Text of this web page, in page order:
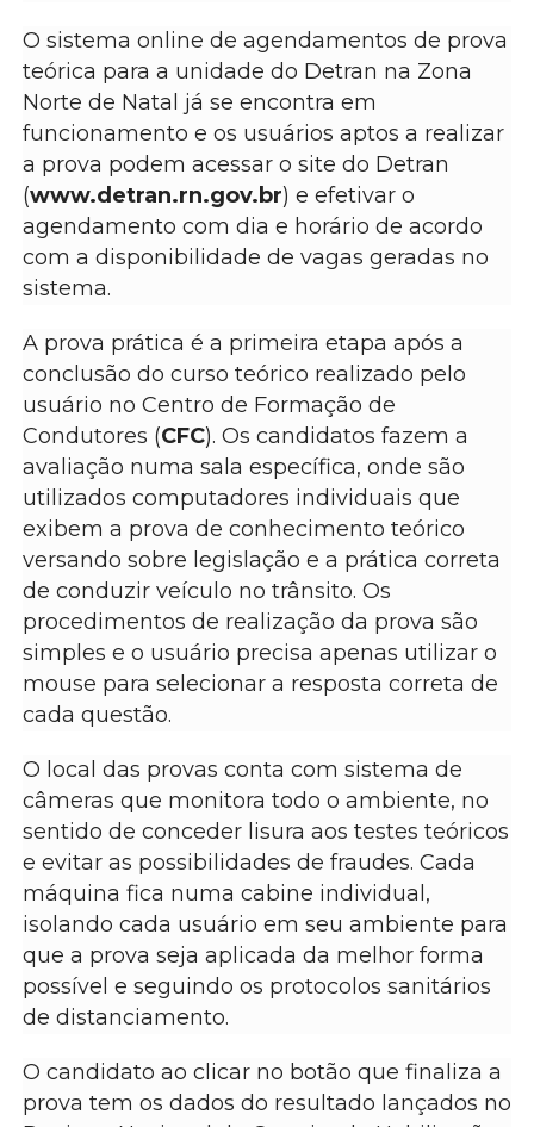
O sistema online de agendamentos de prova
teórica para a unidade do Detran na Zona
Norte de Natal já se encontra em
funcionamento e os usuários aptos a realizar
a prova podem acessar o site do Detran
(www.detran.rn.gov.br) e efetivar o
agendamento com dia e horário de acordo
com a disponibilidade de vagas geradas no
sistema.
A prova prática é a primeira etapa após a
conclusão do curso teórico realizado pelo
usuário no Centro de Formação de
Condutores (CFC). Os candidatos fazem a
avaliação numa sala específica, onde são
utilizados computadores individuais que
exibem a prova de conhecimento teórico
versando sobre legislação e a prática correta
de conduzir veículo no trânsito. Os
procedimentos de realização da prova são
simples e o usuário precisa apenas utilizar o
mouse para selecionar a resposta correta de
cada questão.
O local das provas conta com sistema de
câmeras que monitora todo o ambiente, no
sentido de conceder lisura aos testes teóricos
e evitar as possibilidades de fraudes. Cada
máquina fica numa cabine individual,
isolando cada usuário em seu ambiente para
que a prova seja aplicada da melhor forma
possível e seguindo os protocolos sanitários
de distanciamento.
O candidato ao clicar no botão que finaliza a
prova tem os dados do resultado lançados no